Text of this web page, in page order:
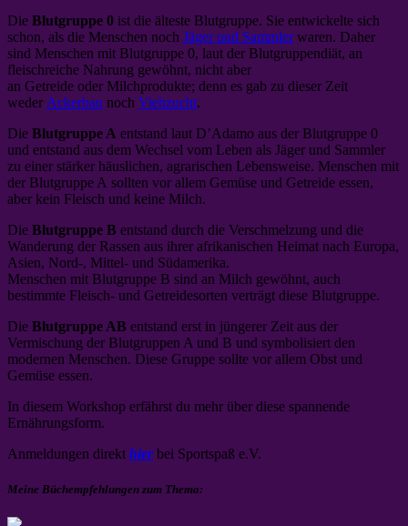
Die Blutgruppe 0 ist die älteste Blutgruppe. Sie entwickelte sich
schon, als die Menschen noch Jäger und Sammlerwaren. Daher
sind Menschen mit Blutgruppe 0, laut der Blutgruppendiät, an
fleischreiche Nahrung gewöhnt, nicht aber
an Getreide oder Milchprodukte; denn es gab zu dieser Zeit
weder Ackerbau noch Viehzucht.
Die Blutgruppe A entstand laut D’Adamo aus der Blutgruppe 0
und entstand aus dem Wechsel vom Leben als Jäger und Sammler
zu einer stärker häuslichen, agrarischen Lebensweise. Menschen mit
der Blutgruppe A sollten vor allem Gemüse und Getreide essen,
aber kein Fleisch und keine Milch.
Die Blutgruppe B entstand durch die Verschmelzung und die
Wanderung der Rassen aus ihrer afrikanischen Heimat nach Europa,
Asien, Nord-, Mittel- und Südamerika.
Menschen mit Blutgruppe B sind an Milch gewöhnt, auch
bestimmte Fleisch- und Getreidesorten verträgt diese Blutgruppe.
Die Blutgruppe AB entstand erst in jüngerer Zeit aus der
Vermischung der Blutgruppen A und B und symbolisiert den
modernen Menschen. Diese Gruppe sollte vor allem Obst und
Gemüse essen.
In diesem Workshop erfährst du mehr über diese spannende
Ernährungsform.
Anmeldungen direkt hierbei Sportspaß e.V.
Meine Büchempfehlungen zum Thema: